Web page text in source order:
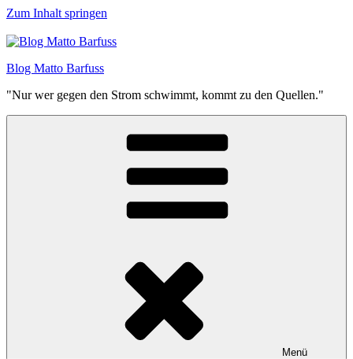
Zum Inhalt springen
Blog Matto Barfuss
"Nur wer gegen den Strom schwimmt, kommt zu den Quellen."
Menü